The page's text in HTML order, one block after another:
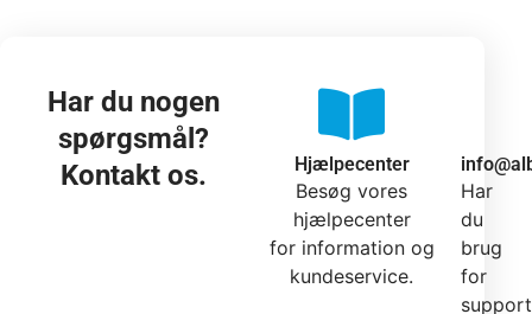
Har du nogen
spørgsmål?
Kontakt os.
Hjælpecenter
Besøg vores
hjælpecenter
for information og
kundeservice.
Har
du
brug
for